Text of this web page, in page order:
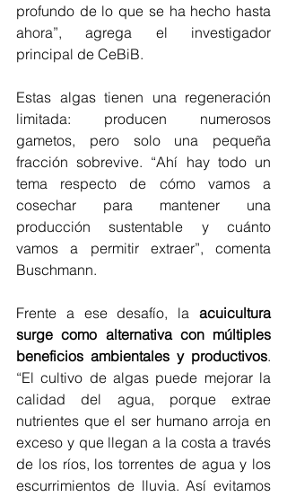
profundo de lo que se ha hecho hasta
ahora”, agrega el investigador
principal de CeBiB.
Estas algas tienen una regeneración
limitada: producen numerosos
gametos, pero solo una pequeña
fracción sobrevive. “Ahí hay todo un
tema respecto de cómo vamos a
cosechar para mantener una
producción sustentable y cuánto
vamos a permitir extraer”, comenta
Buschmann.
Frente a ese desafío, la acuicultura
surge como alternativa con múltiples
beneficios ambientales y productivos.
“El cultivo de algas puede mejorar la
calidad del agua, porque extrae
nutrientes que el ser humano arroja en
exceso y que llegan a la costa a través
de los ríos, los torrentes de agua y los
escurrimientos de lluvia. Así evitamos